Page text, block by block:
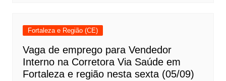
Fortaleza e Região (CE)
Vaga de emprego para Vendedor
Interno na Corretora Via Saúde em
Fortaleza e região nesta sexta (05/09)